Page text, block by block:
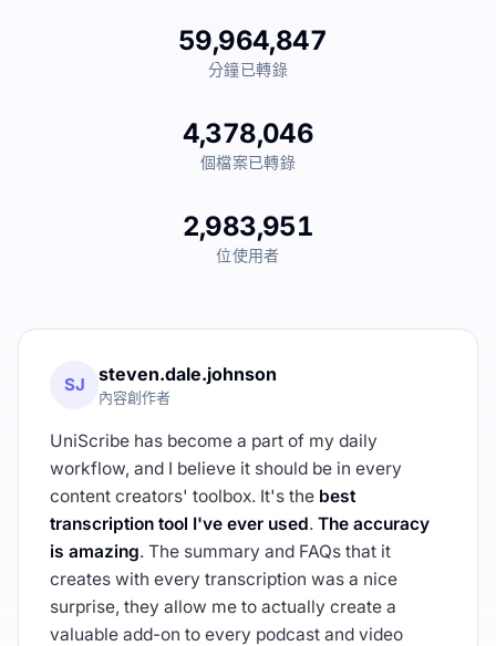
59,964,847
分鐘已轉錄
4,378,046
個檔案已轉錄
2,983,951
位使用者
SJ steven.dale.johnson
內容創作者
UniScribe has become a part of my daily
workflow, and I believe it should be in every
content creators' toolbox. It's the best
transcription tool I've ever used. The accuracy
is amazing. The summary and FAQs that it
creates with every transcription was a nice
surprise, they allow me to actually create a
valuable add-on to every podcast and video